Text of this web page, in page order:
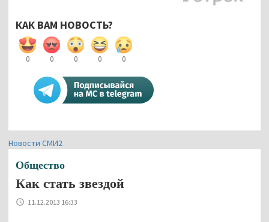
КАК ВАМ НОВОСТЬ?
0 0 0 0 0
Новости СМИ2
Общество
Как стать звездой
11.12.2013 16:33